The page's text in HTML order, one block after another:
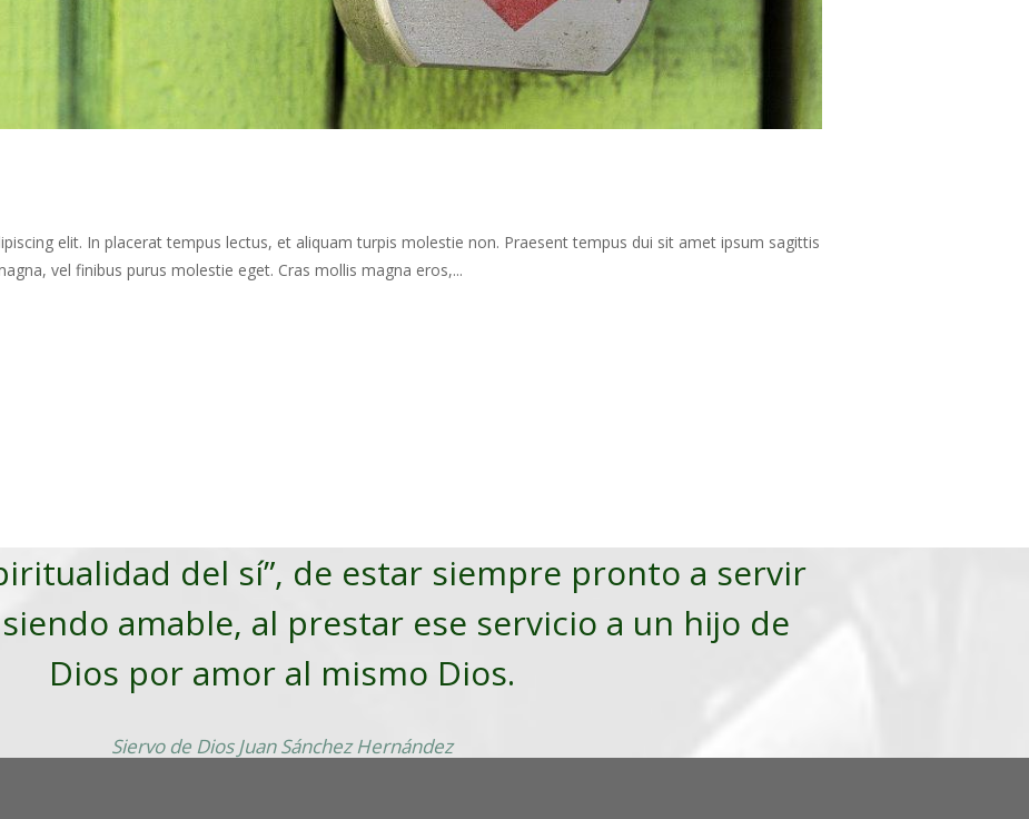
elit. In placerat tempus lectus, et aliquam turpis molestie non. Praesent tempus dui sit amet ipsum sagittis
vel finibus purus molestie eget. Cras mollis magna eros,...
del sí”, de estar siempre pronto a servir
amable, al prestar ese servicio a un hijo de
Dios por amor al mismo Dios.
Siervo de Dios Juan Sánchez Hernández